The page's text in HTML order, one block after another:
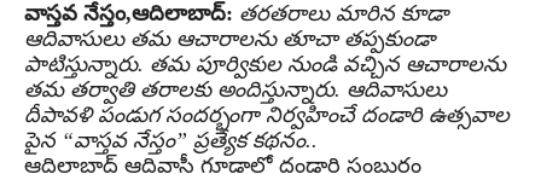
వాస్తవ నేస్తం,ఆదిలాబాద్: తరతరాలు మారిన కూడా
ఆదివాసులు తమ ఆచారాలను తూచా తప్పకుండా
పాటిస్తున్నారు. తమ పూర్వికుల నుండి వచ్చిన ఆచారాలను
తమ తర్వాతి తరాలకు అందిస్తున్నారు. ఆదివాసులు
దీపావళి పండుగ సందర్భంగా నిర్వహించే దండారి ఉత్సవాల
పైన “వాస్తవ నేస్తం” ప్రత్యేక కథనం..
ఆదిలాబాద్ ఆదివాసీ గూడాల్లో దండారి సంబురం